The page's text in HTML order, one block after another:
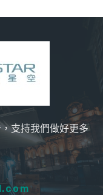
支持我們做好更多